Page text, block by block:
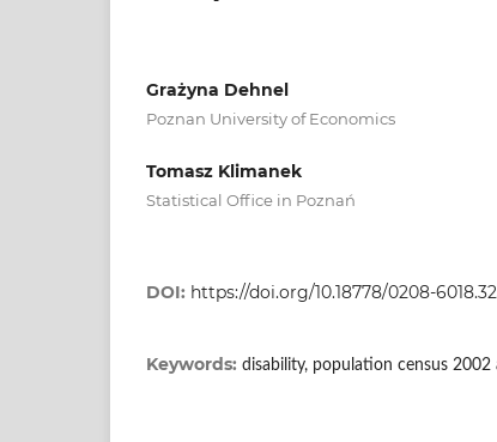
Grażyna Dehnel
Poznan University of Economics
Tomasz Klimanek
Statistical Office in Poznań
DOI: https://doi.org/10.18778/0208-
Keywords: disability, population census 2002